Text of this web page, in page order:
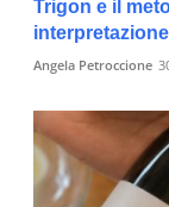
Trigon e il
Angela Petroccione